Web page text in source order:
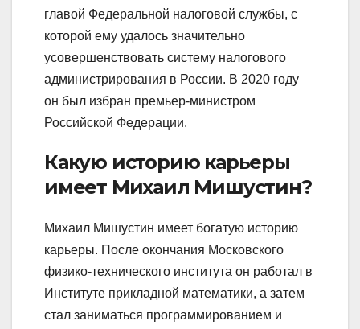
главой Федеральной налоговой службы, с
которой ему удалось значительно
усовершенствовать систему налогового
администрирования в России. В 2020 году
он был избран премьер-министром
Российской Федерации.
Какую историю карьеры
имеет Михаил Мишустин?
Михаил Мишустин имеет богатую историю
карьеры. После окончания Московского
физико-технического института он работал в
Институте прикладной математики, а затем
стал заниматься программированием и